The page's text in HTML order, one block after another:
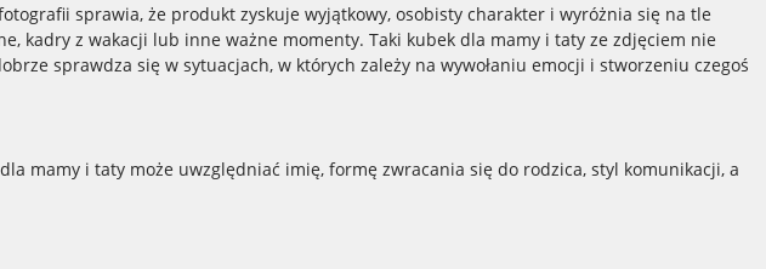
sprawia, że produkt zyskuje wyjątkowy, osobisty charakter i wyróżnia się na tle
kadry z wakacji lub inne ważne momenty. Taki kubek dla mamy i taty ze zdjęciem nie
sprawdza się w sytuacjach, w których zależy na wywołaniu emocji i stworzeniu czegoś
mamy i taty może uwzględniać imię, formę zwracania się do rodzica, styl komunikacji, a